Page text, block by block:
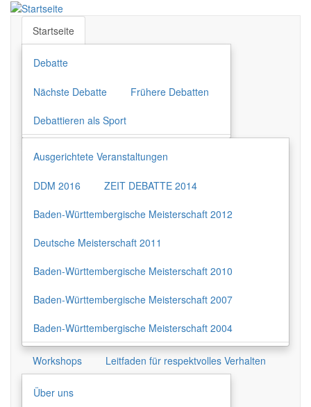
Direkt
Startseite
Debatte
Nächste Debatte Frühere Debatten
Debattieren als Sport
Ausgerichtete Veranstaltungen
DDM 2016 ZEIT DEBATTE 2014
Baden-Württembergische Meisterschaft 2012
Deutsche Meisterschaft 2011
Baden-Württembergische Meisterschaft 2010
Baden-Württembergische Meisterschaft 2007
Baden-Württembergische Meisterschaft 2004
Workshops Leitfaden für respektvolles Verhalten
Über uns